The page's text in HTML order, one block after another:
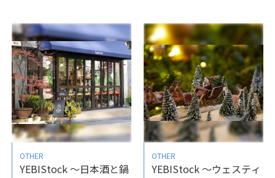
「RECTOHALL」「nomad」
で注目の2店／「NORAN」「羊ビ
ヨリ」
OTHER
YEBIStock ～日本酒と鍋
OTHER
YEBIStock ～ウェスティ